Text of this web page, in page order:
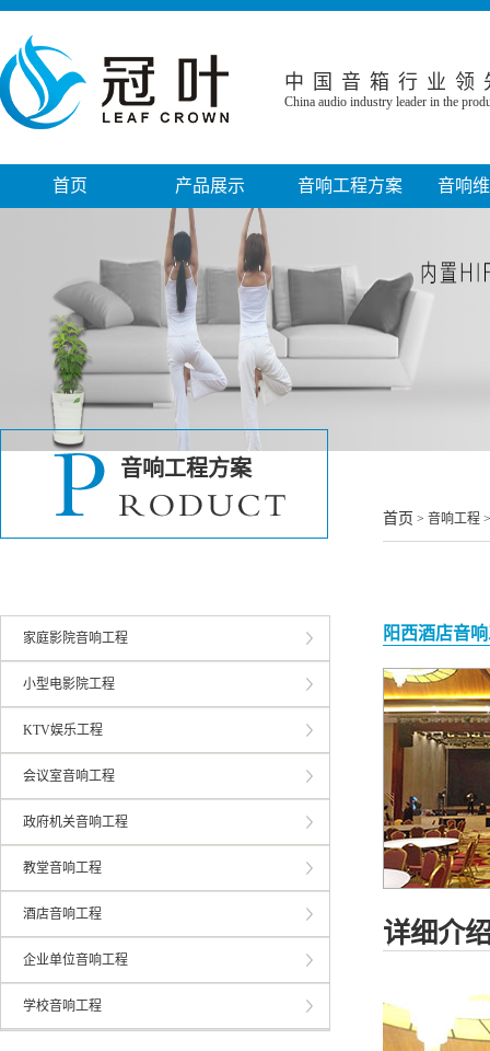
中国音箱行业
China audio industry leader in the
首页 产品展示
音箱系列
功放系列
话筒系列
调音台系列
线性阵列音箱
音响周边设备系列
音响工程方案
小型电影院工程
KTV娱乐工程
会议室音响工程
教堂音响工程
企业单位音响工程
音响
音响保修
音响工程方案
家庭影院音响工程
小型电影院工程
KTV娱乐工程
会议室音响工程
政府机关音响工程
教堂音响工程
酒店音响工程
企业单位音响工程
学校音响工程
首页 > 音响工程
阳西酒店音
详细介